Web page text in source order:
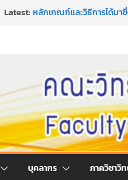
Latest:หลักเกณฑ์และวิธีการได้ม
ประจำปี พ.ศ. 2569
ประกาศสัปดาห์วิทยาศาสต
กิจกรรมการให้บริการคำป
คณะวิทยาศาสตร์และเทคโน
บุคลากร ภาควิชาวิ